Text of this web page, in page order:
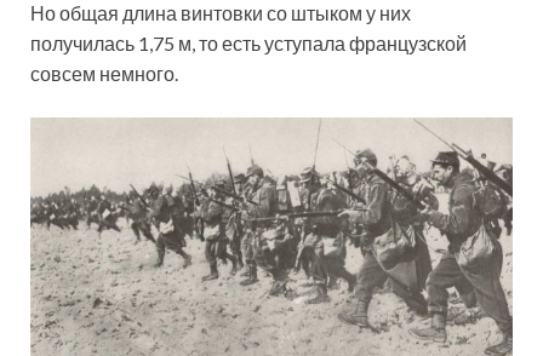
Но общая длина винтовки со штыком у них
получилась 1,75 м, то есть уступала французской
совсем немного.